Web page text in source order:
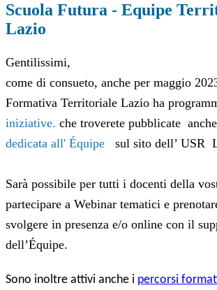
Scuola Futura - Equipe
Lazio
Gentilissimi,
come di consueto, anche per maggio
Formativa Territoriale Lazio ha
iniziative. che troverete pubblicate
dedicata all' Équipe
sul sito dell’ USR
Sarà possibile per tutti i docenti della
partecipare a Webinar tematici e
svolgere in presenza e/o online con il
dell’Équipe.
Sono inoltre attivi anche i percorsi